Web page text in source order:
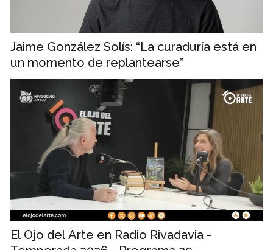
Jaime González Solís: “La curaduría está en
un momento de replantearse”
El Ojo del Arte en Radio Rivadavia -